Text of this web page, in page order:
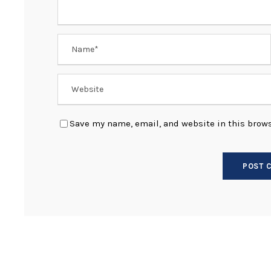
Save my name, email, and website in this